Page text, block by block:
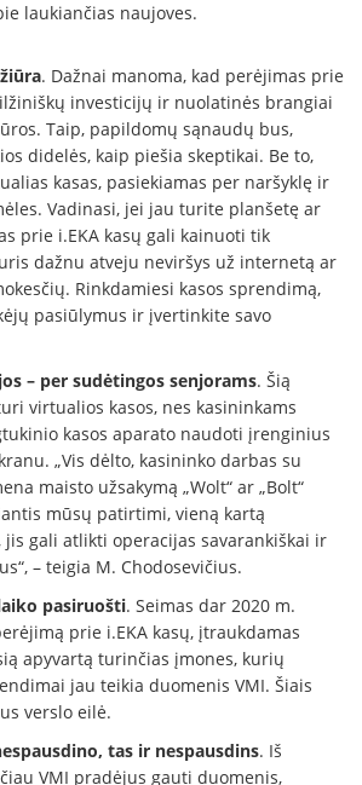
laukiančias naujoves.
. Dažnai manoma, kad perėjimas prie
investicijų ir nuolatinės brangiai
Taip, papildomų sąnaudų bus,
didelės, kaip piešia skeptikai. Be to,
kasas, pasiekiamas per naršyklę ir
Vadinasi, jei jau turite planšetę ar
prie i.EKA kasų gali kainuoti tik
dažnu atveju neviršys už internetą ar
Rinkdamiesi kasos sprendimą,
pasiūlymus ir įvertinkite savo
– per sudėtingos senjorams. Šią
virtualios kasos, nes kasininkams
kasos aparato naudoti įrenginius
„Vis dėlto, kasininko darbas su
maisto užsakymą „Wolt“ ar „Bolt“
mūsų patirtimi, vieną kartą
jis gali atlikti operacijas savarankiškai ir
– teigia M. Chodosevičius.
pasiruošti. Seimas dar 2020 m.
prie i.EKA kasų, įtraukdamas
apyvartą turinčias įmones, kurių
jau teikia duomenis VMI. Šiais
verslo eilė.
tas ir nespausdins. Iš
VMI pradėjus gauti duomenis,